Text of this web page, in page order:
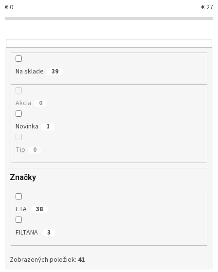
r
o
u
k
€0 € 27
Na sklade 39
Akcia 0
Novinka 1
Tip 0
Značky
ETA 38
FILTANA 3
Zobrazených položiek: 41